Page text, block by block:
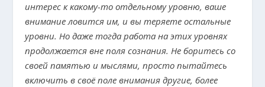
интерес к какому-то отдельному уровню, ваше
внимание ловится им, и вы теряете остальные
уровни. Но даже тогда работа на этих уровнях
продолжается вне поля сознания. Не боритесь со
своей памятью и мыслями, просто пытайтесь
включить в своё поле внимания другие, более